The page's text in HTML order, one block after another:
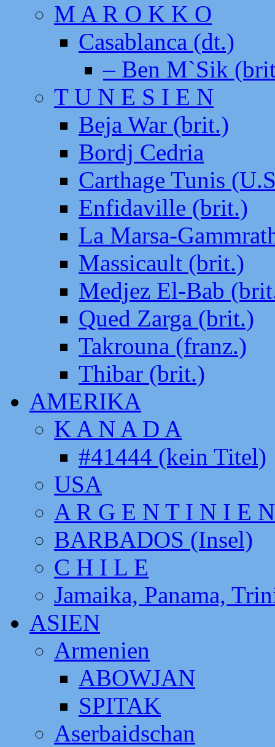
M A R O K K O
Casablanca (dt.)
– Ben M`Sik
T U N E S I E N
Beja War (brit.)
Bordj Cedria
Carthage Tunis
Enfidaville (brit.)
La Marsa-
Massicault (brit.)
Medjez El-Bab
Qued Zarga (brit.)
Takrouna (franz.)
Thibar (brit.)
AMERIKA
K A N A D A
#41444 (kein Titel)
USA
A R G E N T I N I E N
BARBADOS (Insel)
C H I L E
Jamaika, Panama,
ASIEN
Armenien
ABOWJAN
SPITAK
Aserbaidschan